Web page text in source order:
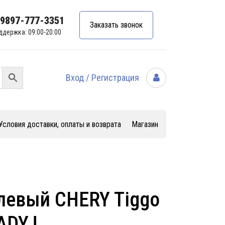
777-3351
09:00-20:00
Заказать звонок
Вход / Регистрация
доставки, оплаты и возврата Магазин
CHERY Tiggo